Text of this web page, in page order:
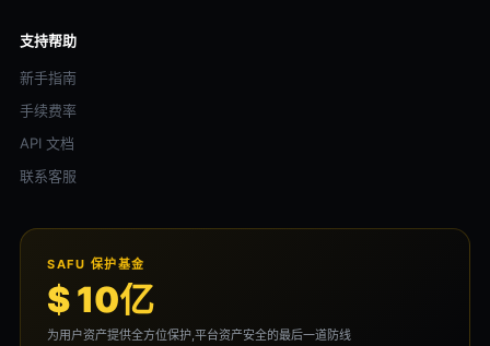
支持帮助
新手指南
手续费率
API 文档
联系客服
SAFU 保护基金
$ 10亿
为用户资产提供全方位保护,平台资产安全的最后一道防线